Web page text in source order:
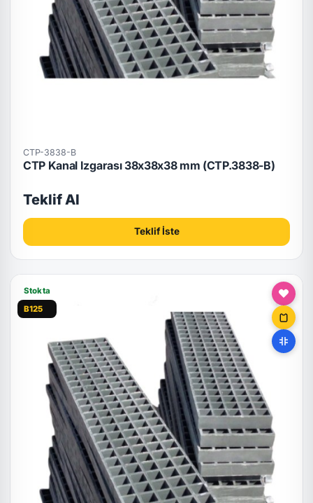
CTP-3838-B
CTP Kanal Izgarası 38x38x38 mm (CTP.3838-B)
Teklif Al
Teklif İste
Stokta
B125